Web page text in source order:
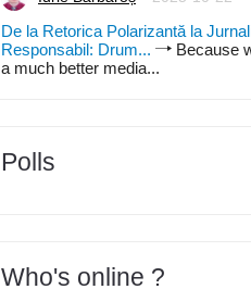
De la Retorica Polarizantă la
Responsabil: Drum...
Because
a much better media...
Polls
Who's online ?